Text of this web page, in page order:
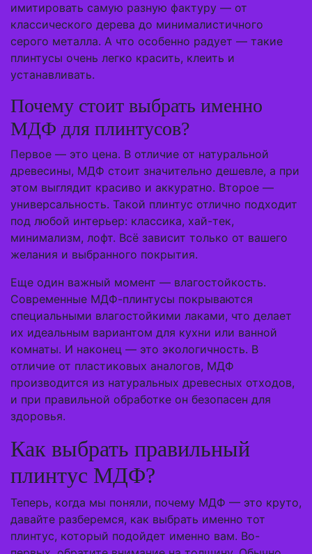
имитировать самую разную фактуру — от
классического дерева до минималистичного
серого металла. А что особенно радует — такие
плинтусы очень легко красить, клеить и
устанавливать.
Почему стоит выбрать именно
МДФ для плинтусов?
Первое — это цена. В отличие от натуральной
древесины, МДФ стоит значительно дешевле, а при
этом выглядит красиво и аккуратно. Второе —
универсальность. Такой плинтус отлично подходит
под любой интерьер: классика, хай-тек,
минимализм, лофт. Всё зависит только от вашего
желания и выбранного покрытия.
Еще один важный момент — влагостойкость.
Современные МДФ-плинтусы покрываются
специальными влагостойкими лаками, что делает
их идеальным вариантом для кухни или ванной
комнаты. И наконец — это экологичность. В
отличие от пластиковых аналогов, МДФ
производится из натуральных древесных отходов,
и при правильной обработке он безопасен для
здоровья.
Как выбрать правильный
плинтус МДФ?
Теперь, когда мы поняли, почему МДФ — это круто,
давайте разберемся, как выбрать именно тот
плинтус, который подойдет именно вам. Во-